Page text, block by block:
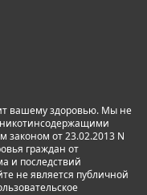
вашему здоровью. Мы не
законом от 23.02.2013 N
граждан от
и последствий
не является публичной